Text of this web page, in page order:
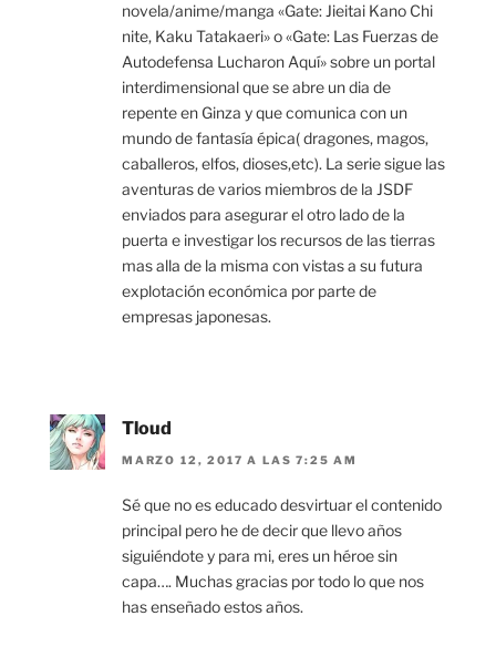
novela/anime/manga «Gate: Jieitai Kano Chi
nite, Kaku Tatakaeri» o «Gate: Las Fuerzas de
Autodefensa Lucharon Aquí» sobre un portal
interdimensional que se abre un dia de
repente en Ginza y que comunica con un
mundo de fantasía épica( dragones, magos,
caballeros, elfos, dioses,etc). La serie sigue las
aventuras de varios miembros de la JSDF
enviados para asegurar el otro lado de la
puerta e investigar los recursos de las tierras
mas alla de la misma con vistas a su futura
explotación económica por parte de
empresas japonesas.
Tloud
MARZO 12, 2017 A LAS 7:25 AM
Sé que no es educado desvirtuar el contenido
principal pero he de decir que llevo años
siguiéndote y para mi, eres un héroe sin
capa…. Muchas gracias por todo lo que nos
has enseñado estos años.